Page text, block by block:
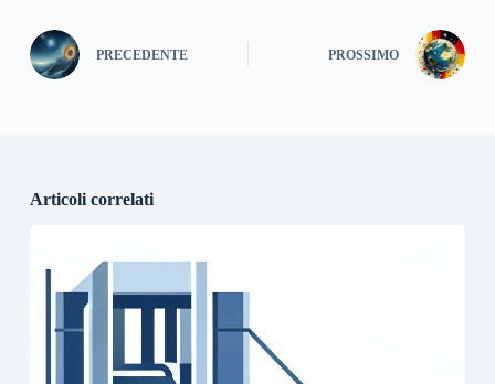
PRECEDENTE PROSSIMO
Articoli correlati